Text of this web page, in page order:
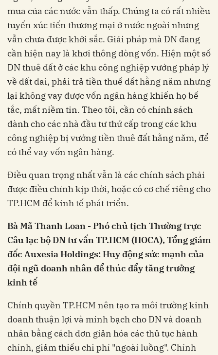
mua của các nước vẫn thấp. Chúng ta có rất nhiều
tuyến xúc tiến thương mại ở nước ngoài nhưng
vẫn chưa được khởi sắc. Giải pháp mà DN đang
cần hiện nay là khơi thông dòng vốn. Hiện một số
DN thuê đất ở các khu công nghiệp vướng pháp lý
về đất đai, phải trả tiền thuế đất hằng năm nhưng
lại không vay được vốn ngân hàng khiến họ bế
tắc, mất niềm tin. Theo tôi, cần có chính sách
dành cho các nhà đầu tư thứ cấp trong các khu
công nghiệp bị vướng tiền thuê đất hằng năm, để
có thể vay vốn ngân hàng.
Điều quan trọng nhất vẫn là các chính sách phải
được điều chỉnh kịp thời, hoặc có cơ chế riêng cho
TP.HCM để kinh tế phát triển.
Bà Mã Thanh Loan - Phó chủ tịch Thường trực
Câu lạc bộ DN tư vấn TP.HCM (HOCA), Tổng giám
đốc Auxesia Holdings: Huy động sức mạnh của
đội ngũ doanh nhân để thúc đẩy tăng trưởng
kinh tế
Chính quyền TP.HCM nên tạo ra môi trường kinh
doanh thuận lợi và minh bạch cho DN và doanh
nhân bằng cách đơn giản hóa các thủ tục hành
chính, giảm thiểu chi phí "ngoài luồng". Chính